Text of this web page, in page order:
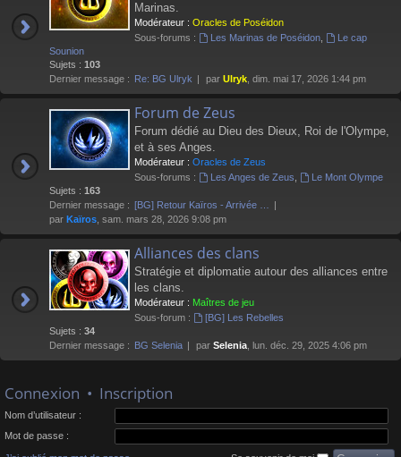
Marinas.
Modérateur : Oracles de Poséidon
Sous-forums :
Les Marinas de Poséidon,
Le cap
Sounion
Sujets : 103
Dernier message : Re: BG Ulryk par Ulryk , dim. mai 17, 2026 1:44 pm
Forum de Zeus
Forum dédié au Dieu des Dieux, Roi de l'Olympe,
et à ses Anges.
Modérateur : Oracles de Zeus
Sous-forums :
Les Anges de Zeus
Le Mont Olympe
Sujets : 163
Dernier message : [BG] Retour Kaïros - Arrivée …
par Kaïros , sam. mars 28, 2026 9:08 pm
Alliances des clans
Stratégie et diplomatie autour des alliances entre
les clans.
Modérateur : Maîtres de jeu
Sous-forum :
[BG] Les Rebelles
Sujets : 34
Dernier message : BG Selenia par Selenia , lun. déc. 29, 2025 4:06 pm
Connexion • Inscription
Nom d’utilisateur :
Mot de passe :